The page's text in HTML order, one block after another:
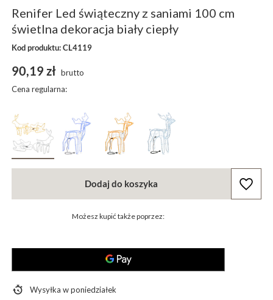
Renifer Led świąteczny z saniami 100 cm
świetlna dekoracja biały ciepły
Kod produktu: CL4119
90,19 zł brutto
Cena regularna:
Dodaj do koszyka
Możesz kupić także poprzez:
Wysyłkaw poniedziałek